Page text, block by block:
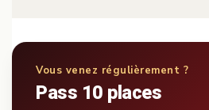
Vous venez régulièrement ?
Pass 10 places